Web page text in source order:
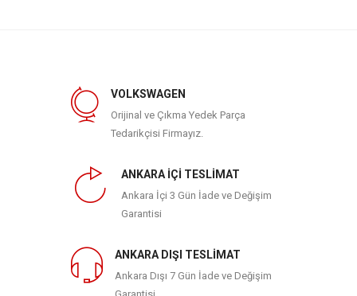
VOLKSWAGEN
Orijinal ve Çıkma Yedek Parça
Tedarikçisi Firmayız.
ANKARA İÇİ TESLİMAT
Ankara İçi 3 Gün İade ve Değişim
Garantisi
ANKARA DIŞI TESLİMAT
Ankara Dışı 7 Gün İade ve Değişim